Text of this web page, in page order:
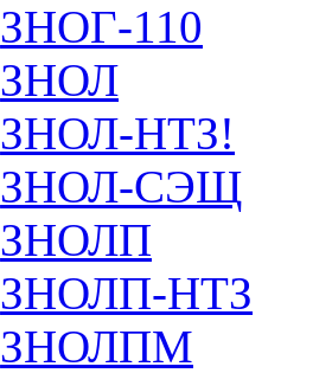
ЗНОГ-110
ЗНОЛ
ЗНОЛ-НТЗ!
ЗНОЛ-СЭЩ
ЗНОЛП
ЗНОЛП-НТЗ
ЗНОЛПМ